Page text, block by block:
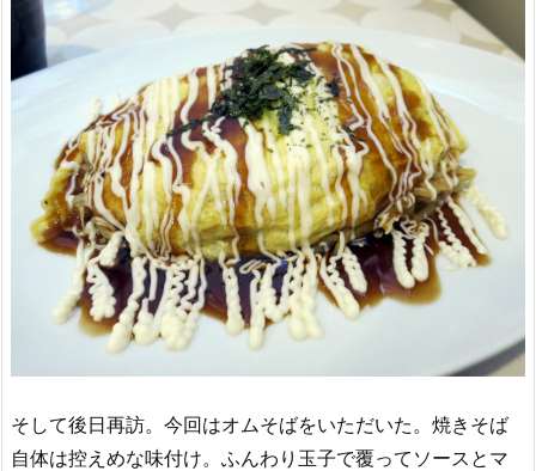
そして後日再訪。今回はオムそばをいただいた。焼きそば
自体は控えめな味付け。ふんわり玉子で覆ってソースとマ